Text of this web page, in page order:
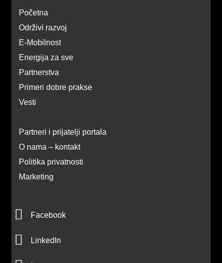
Početna
Održivi razvoj
E-Mobilnost
Energija za sve
Partnerstva
Primeri dobre prakse
Vesti
Partneri i prijatelji portala
O nama – kontakt
Politika privatnosti
Marketing
F
c
e
Facebook
L
LinkedIn